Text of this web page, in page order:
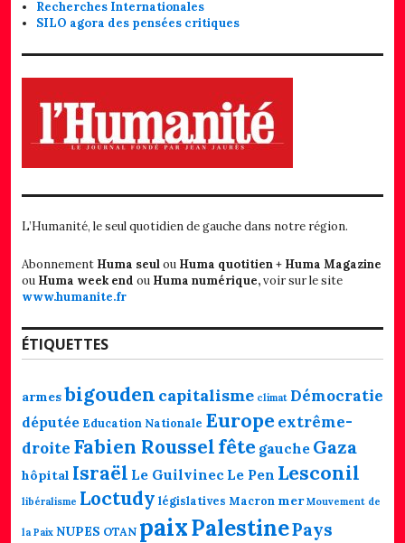
Recherches Internationales
SILO agora des pensées critiques
L’Humanité, le seul quotidien de gauche dans notre région.
Abonnement Huma seulou Huma quotitien + Huma Magazine
ou Huma week end ou Huma numérique,voir sur le site
www.humanite.fr
ÉTIQUETTES
armesbigouden capitalisme climat Démocratie
députée Education Nationale Europe extrême-
droite Fabien Rousselfête gauche Gaza
hôpital Israël Le Guilvinec Le Pen Lesconil
libéralisme Loctudy législatives Macron mer Mouvement de
la Paix NUPES OTAN paixPalestinePays